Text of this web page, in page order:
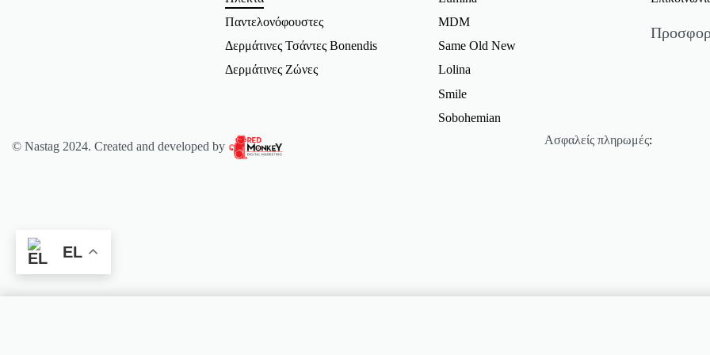
Παντελονόφουστες
Δερμάτινες Τσάντες Bonendis
Δερμάτινες Ζώνες
MDM
Same Old New
Lolina
Smile
Sobohemian
Φούστες
© Nastag 2024. Created and developed by Ασφαλείς πληρωμές:
EL